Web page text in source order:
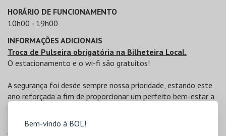
Bem-vindo à BOL!
HORÁRIO DE FUNCIONAMENTO
10h00 - 19h00
INFORMAÇÕES ADICIONAIS
Troca de Pulseira obrigatória na Bilheteira Local.
O estacionamento e o wi-fi são gratuitos!
A segurança foi desde sempre nossa prioridade, estando este
ano reforçada a fim de proporcionar um perfeito bem-estar a
quem nos visita.
Os bilhetes de entrada incluem as atividades